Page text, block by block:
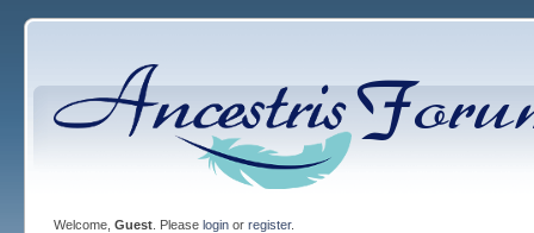
Welcome, Guest. Please loginor register.